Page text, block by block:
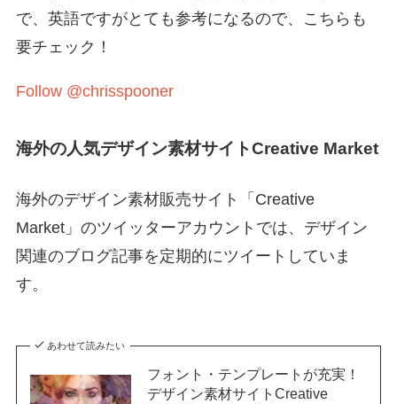
で、英語ですがとても参考になるので、こちらも
要チェック！
Follow @chrisspooner
海外の人気デザイン素材サイトCreative Market
海外のデザイン素材販売サイト「Creative
Market」のツイッターアカウントでは、 デザイン
関連のブログ記事を定期的にツイートしていま
す。
あわせて読みたい
フォント・テンプレートが充実！
デザイン素材サイトCreative